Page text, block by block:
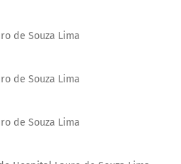
de Souza Lima
de Souza Lima
de Souza Lima